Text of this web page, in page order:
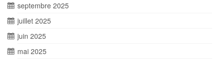
septembre 2025
juillet 2025
juin 2025
mai 2025